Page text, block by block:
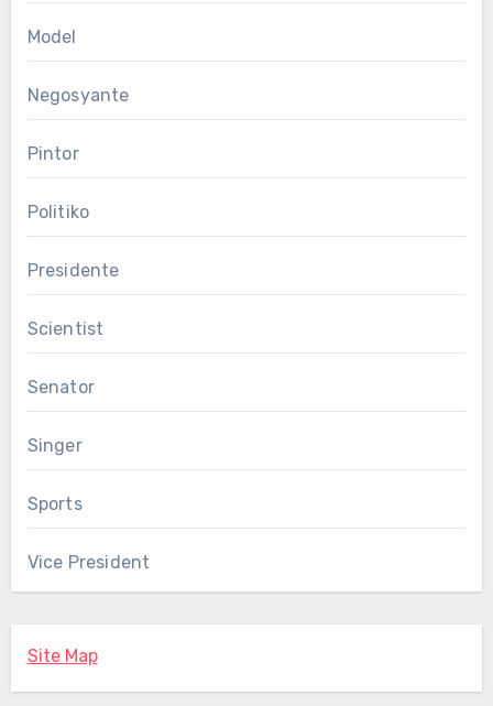
Model
Negosyante
Pintor
Politiko
Presidente
Scientist
Senator
Singer
Sports
Vice President
Site Map